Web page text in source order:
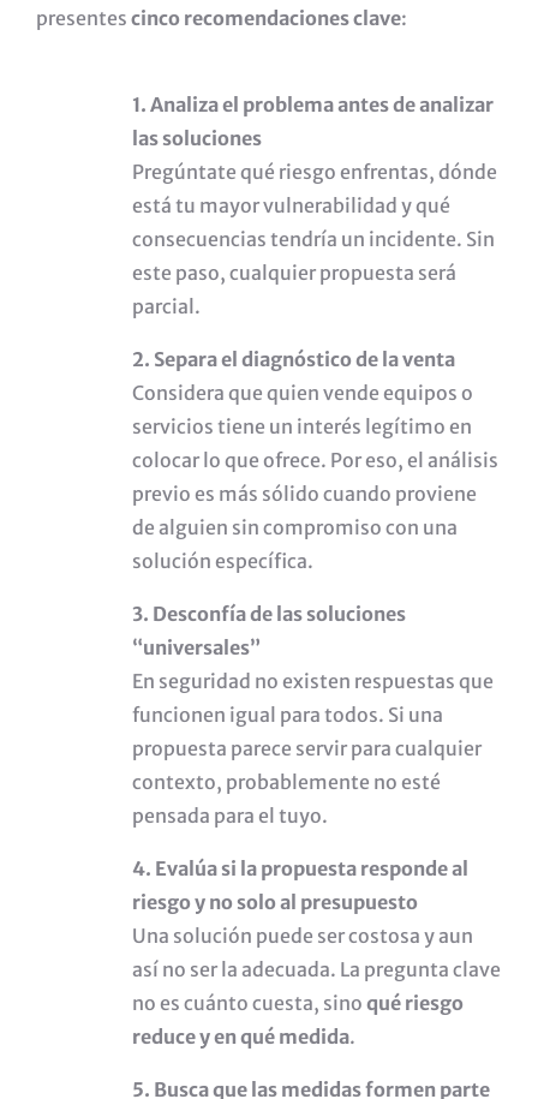
presentes cinco recomendaciones clave:
1. Analiza el problema antes de analizar
las soluciones
Pregúntate qué riesgo enfrentas, dónde
está tu mayor vulnerabilidad y qué
consecuencias tendría un incidente. Sin
este paso, cualquier propuesta será
parcial.
2. Separa el diagnóstico de la venta
Considera que quien vende equipos o
servicios tiene un interés legítimo en
colocar lo que ofrece. Por eso, el análisis
previo es más sólido cuando proviene
de alguien sin compromiso con una
solución específica.
3. Desconfía de las soluciones
“universales”
En seguridad no existen respuestas que
funcionen igual para todos. Si una
propuesta parece servir para cualquier
contexto, probablemente no esté
pensada para el tuyo.
4. Evalúa si la propuesta responde al
riesgo y no solo al presupuesto
Una solución puede ser costosa y aun
así no ser la adecuada. La pregunta clave
no es cuánto cuesta, sino qué riesgo
reduce y en qué medida.
5. Busca que las medidas formen parte